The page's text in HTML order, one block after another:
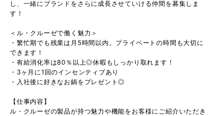
し、一緒にブランドをさらに成長させていける仲間を募集しま
す！
＜ル・クルーゼで働く魅力＞
・繁忙期でも残業は月5時間以内。プライベートの時間も大切に
できます！
・有給消化率は80％以上◎休暇もしっかり取れます！
・3ヶ月に1回のインセンティブあり
・入社後に好きなお鍋をプレゼント◎
【仕事内容】
ル・クルーゼの製品が持つ魅力や機能をお客様にご紹介いただき